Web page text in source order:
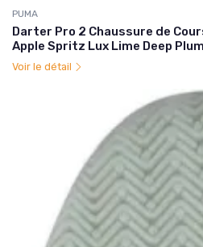
PUMA
Darter Pro 2 Chaussure de
Apple Spritz Lux Lime Deep Plum
Voir le détail